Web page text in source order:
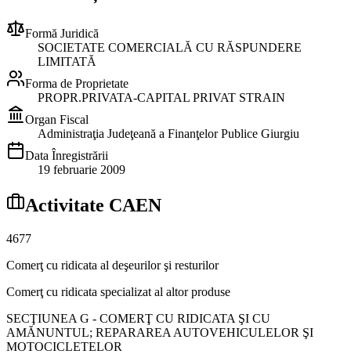
Formă Juridică
SOCIETATE COMERCIALĂ CU RĂSPUNDERE
LIMITATĂ
Forma de Proprietate
PROPR.PRIVATA-CAPITAL PRIVAT STRAIN
Organ Fiscal
Administraţia Judeţeană a Finanţelor Publice Giurgiu
Data Înregistrării
19 februarie 2009
Activitate CAEN
4677
Comerţ cu ridicata al deşeurilor şi resturilor
Comerţ cu ridicata specializat al altor produse
SECŢIUNEA G - COMERŢ CU RIDICATA ŞI CU
AMĂNUNTUL; REPARAREA AUTOVEHICULELOR ŞI
MOTOCICLETELOR